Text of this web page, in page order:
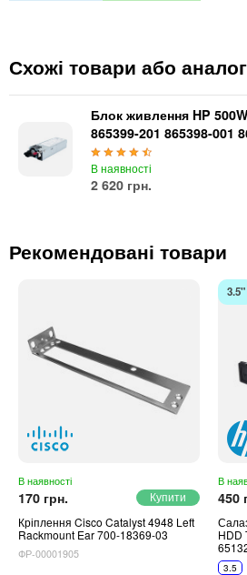
IP-камери
Автономне живлення
Автоматичні вимикачі
Інвертори напруги
Акумулятори для ДБЖ
Схожі товари або
Блок живлення HP
865399-201 865398-001
В наявності
2 620 грн.
Рекомендовані товари
В наявності
170 грн.
Кріплення Cisco Catalyst 4948 Left
Rackmount Ear 700-18369-03
ФР-00001905
3.5"
В
450
HDD
3.5